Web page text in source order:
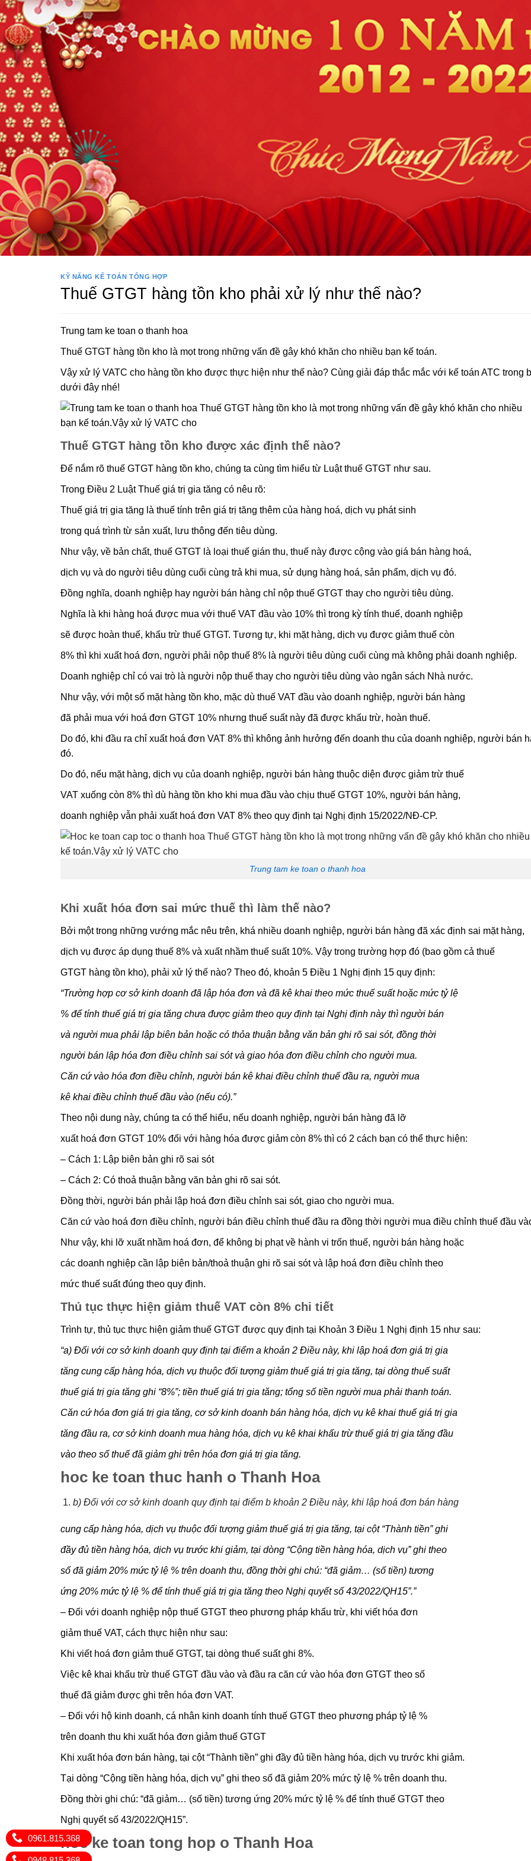
0961.815.368
KỸ NĂNG KẾ TOÁN TỔNG HỢP
Thuế GTGT hàng tồn kho phải xử lý như thế nào?
Trung tam ke toan o thanh hoa
Thuế GTGT hàng tồn kho là mọt trong những vấn đề gây khó khăn cho nhiều bạn kế toán.
Vậy xử lý VATC cho hàng tồn kho được thực hiện như thế nào? Cùng giải đáp thắc mắc với kế toán ATC trong
dưới đây nhé!
Thuế GTGT hàng tồn kho được xác định thế nào?
Để nắm rõ thuế GTGT hàng tồn kho, chúng ta cùng tìm hiểu từ Luật thuế GTGT như sau.
Trong Điều 2 Luật Thuế giá trị gia tăng có nêu rõ:
Thuế giá trị gia tăng là thuế tính trên giá trị tăng thêm của hàng hoá, dịch vụ phát sinh
trong quá trình từ sản xuất, lưu thông đến tiêu dùng.
Như vậy, về bản chất, thuế GTGT là loại thuế gián thu, thuế này được cộng vào giá bán hàng hoá,
dịch vụ và do người tiêu dùng cuối cùng trả khi mua, sử dụng hàng hoá, sản phẩm, dịch vụ đó.
Đồng nghĩa, doanh nghiệp hay người bán hàng chỉ nộp thuế GTGT thay cho người tiêu dùng.
Nghĩa là khi hàng hoá được mua với thuế VAT đầu vào 10% thì trong kỳ tính thuế, doanh nghiệp
sẽ được hoàn thuế, khấu trừ thuế GTGT. Tương tự, khi mặt hàng, dịch vụ được giảm thuế còn
8% thì khi xuất hoá đơn, người phải nộp thuế 8% là người tiêu dùng cuối cùng mà không phải doanh nghiệp.
Doanh nghiệp chỉ có vai trò là người nộp thuế thay cho người tiêu dùng vào ngân sách Nhà nước.
Như vậy, với một số mặt hàng tồn kho, mặc dù thuế VAT đầu vào doanh nghiệp, người bán hàng
đã phải mua với hoá đơn GTGT 10% nhưng thuế suất này đã được khấu trừ, hoàn thuế.
Do đó, khi đầu ra chỉ xuất hoá đơn VAT 8% thì không ảnh hưởng đến doanh thu của doanh nghiệp, người bán
đó.
Do đó, nếu mặt hàng, dịch vụ của doanh nghiệp, người bán hàng thuộc diện được giảm trừ thuế
VAT xuống còn 8% thì dù hàng tồn kho khi mua đầu vào chịu thuế GTGT 10%, người bán hàng,
doanh nghiệp vẫn phải xuất hoá đơn VAT 8% theo quy định tại Nghị định 15/2022/NĐ-CP.
Trung tam ke toan o thanh hoa
Khi xuất hóa đơn sai mức thuế thì làm thế nào?
Bởi một trong những vướng mắc nêu trên, khá nhiều doanh nghiệp, người bán hàng đã xác định sai mặt hàng,
dịch vụ được áp dụng thuế 8% và xuất nhầm thuế suất 10%. Vậy trong trường hợp đó (bao gồm cả thuế
GTGT hàng tồn kho), phải xử lý thế nào? Theo đó, khoản 5 Điều 1 Nghị định 15 quy định:
“Trường hợp cơ sở kinh doanh đã lập hóa đơn và đã kê khai theo mức thuế suất hoặc mức tỷ lệ
% để tính thuế giá trị gia tăng chưa được giảm theo quy định tại Nghị định này thì người bán
và người mua phải lập biên bản hoặc có thỏa thuận bằng văn bản ghi rõ sai sót, đồng thời
người bán lập hóa đơn điều chỉnh sai sót và giao hóa đơn điều chỉnh cho người mua.
Căn cứ vào hóa đơn điều chỉnh, người bán kê khai điều chỉnh thuế đầu ra, người mua
kê khai điều chỉnh thuế đầu vào (nếu có).”
Theo nội dung này, chúng ta có thể hiểu, nếu doanh nghiệp, người bán hàng đã lỡ
xuất hoá đơn GTGT 10% đối với hàng hóa được giảm còn 8% thì có 2 cách bạn có thể thực hiện:
– Cách 1: Lập biên bản ghi rõ sai sót
– Cách 2: Có thoả thuận bằng văn bản ghi rõ sai sót.
Đồng thời, người bán phải lập hoá đơn điều chỉnh sai sót, giao cho người mua.
Căn cứ vào hoá đơn điều chỉnh, người bán điều chỉnh thuế đầu ra đồng thời người mua điều chỉnh thuế đầu
Như vậy, khi lỡ xuất nhầm hoá đơn, để không bị phạt về hành vi trốn thuế, người bán hàng hoặc
các doanh nghiệp cần lập biên bản/thoả thuận ghi rõ sai sót và lập hoá đơn điều chỉnh theo
mức thuế suất đúng theo quy định.
Thủ tục thực hiện giảm thuế VAT còn 8% chi tiết
Trình tự, thủ tục thực hiện giảm thuế GTGT được quy định tại Khoản 3 Điều 1 Nghị định 15 như sau:
“a) Đối với cơ sở kinh doanh quy định tại điểm a khoản 2 Điều này, khi lập hoá đơn giá trị gia
tăng cung cấp hàng hóa, dịch vụ thuộc đối tượng giảm thuế giá trị gia tăng, tại dòng thuế suất
thuế giá trị gia tăng ghi “8%”; tiền thuế giá trị gia tăng; tổng số tiền người mua phải thanh toán.
Căn cứ hóa đơn giá trị gia tăng, cơ sở kinh doanh bán hàng hóa, dịch vụ kê khai thuế giá trị gia
tăng đầu ra, cơ sở kinh doanh mua hàng hóa, dịch vụ kê khai khấu trừ thuế giá trị gia tăng đầu
vào theo số thuế đã giảm ghi trên hóa đơn giá trị gia tăng.
hoc ke toan thuc hanh o Thanh Hoa
b) Đối với cơ sở kinh doanh quy định tại điểm b khoản 2 Điều này, khi lập hoá đơn bán hàng
cung cấp hàng hóa, dịch vụ thuộc đối tượng giảm thuế giá trị gia tăng, tại cột “Thành tiền” ghi
đầy đủ tiền hàng hóa, dịch vụ trước khi giảm, tại dòng “Cộng tiền hàng hóa, dịch vụ” ghi theo
số đã giảm 20% mức tỷ lệ % trên doanh thu, đồng thời ghi chú: “đã giảm… (số tiền) tương
ứng 20% mức tỷ lệ % để tính thuế giá trị gia tăng theo Nghị quyết số 43/2022/QH15”.”
– Đối với doanh nghiệp nộp thuế GTGT theo phương pháp khấu trừ, khi viết hóa đơn
giảm thuế VAT, cách thực hiện như sau:
Khi viết hoá đơn giảm thuế GTGT, tại dòng thuế suất ghi 8%.
Việc kê khai khấu trừ thuế GTGT đầu vào và đầu ra căn cứ vào hóa đơn GTGT theo số
thuế đã giảm được ghi trên hóa đơn VAT.
– Đối với hộ kinh doanh, cá nhân kinh doanh tính thuế GTGT theo phương pháp tỷ lệ %
trên doanh thu khi xuất hóa đơn giảm thuế GTGT
Khi xuất hóa đơn bán hàng, tại cột “Thành tiền” ghi đầy đủ tiền hàng hóa, dịch vụ trước khi giảm.
Tại dòng “Cộng tiền hàng hóa, dịch vụ” ghi theo số đã giảm 20% mức tỷ lệ % trên doanh thu.
Đồng thời ghi chú: “đã giảm… (số tiền) tương ứng 20% mức tỷ lệ % để tính thuế GTGT theo
Nghị quyết số 43/2022/QH15”.
hoc ke toan tong hop o Thanh Hoa